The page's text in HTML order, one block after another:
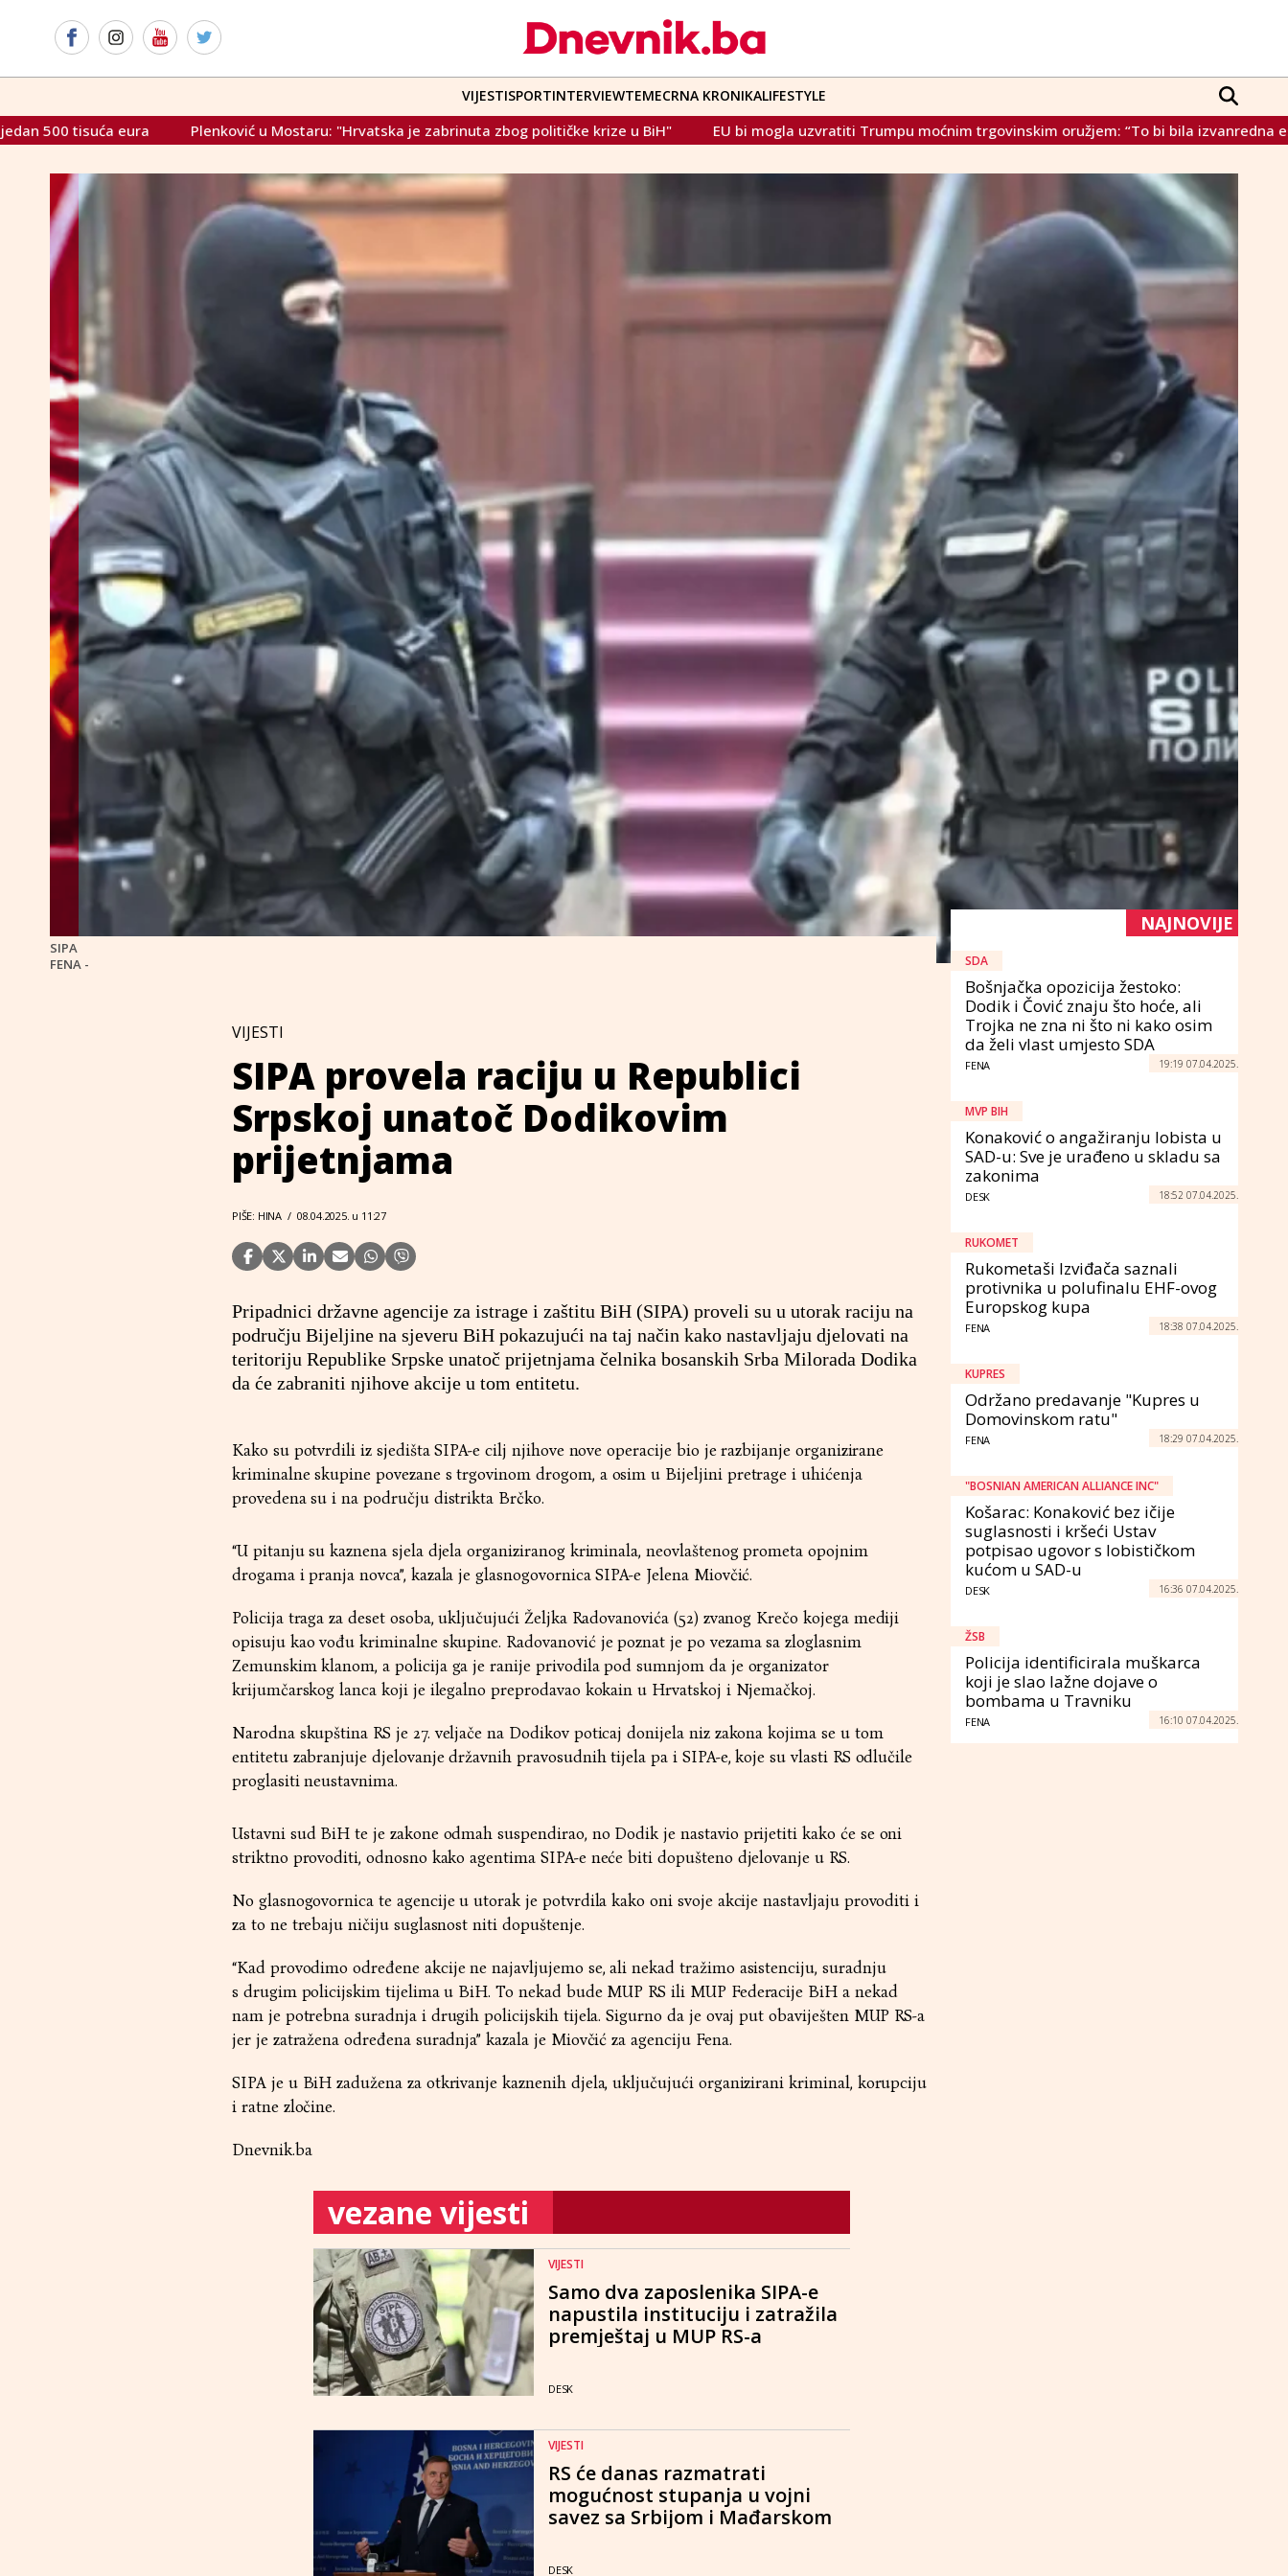
VIJESTISPORTINTERVIEWTEMECRNA KRONIKALIFESTYLE
u Mostaru: "Hrvatska je zabrinuta zbog političke krize u BiH" EU bi mogla uzvratiti Trumpu moćnim trgovinskim oružjem: “To bi bila izvanredna eskalacija” Jablanica: 15
SIPA
FENA -
VIJESTI
SIPA provela raciju u Republici
Srpskoj unatoč Dodikovim
prijetnjama
PIŠE: HINA / 08.04.2025. u 11:27
Pripadnici državne agencije za istrage i zaštitu BiH (SIPA) proveli su u utorak raciju na
području Bijeljine na sjeveru BiH pokazujući na taj način kako nastavljaju djelovati na
teritoriju Republike Srpske unatoč prijetnjama čelnika bosanskih Srba Milorada Dodika
da će zabraniti njihove akcije u tom entitetu.
Kako su potvrdili iz sjedišta SIPA-e cilj njihove nove operacije bio je razbijanje organizirane
kriminalne skupine povezane s trgovinom drogom, a osim u Bijeljini pretrage i uhićenja
provedena su i na području distrikta Brčko.
“U pitanju su kaznena sjela djela organiziranog kriminala, neovlaštenog prometa opojnim
drogama i pranja novca”, kazala je glasnogovornica SIPA-e Jelena Miovčić.
Policija traga za deset osoba, uključujući Željka Radovanovića (52) zvanog Krečo kojega mediji
opisuju kao vođu kriminalne skupine. Radovanović je poznat je po vezama sa zloglasnim
Zemunskim klanom, a policija ga je ranije privodila pod sumnjom da je organizator
krijumčarskog lanca koji je ilegalno preprodavao kokain u Hrvatskoj i Njemačkoj.
Narodna skupština RS je 27. veljače na Dodikov poticaj donijela niz zakona kojima se u tom
entitetu zabranjuje djelovanje državnih pravosudnih tijela pa i SIPA-e, koje su vlasti RS odlučile
proglasiti neustavnima.
Ustavni sud BiH te je zakone odmah suspendirao, no Dodik je nastavio prijetiti kako će se oni
striktno provoditi, odnosno kako agentima SIPA-e neće biti dopušteno djelovanje u RS.
No glasnogovornica te agencije u utorak je potvrdila kako oni svoje akcije nastavljaju provoditi i
za to ne trebaju ničiju suglasnost niti dopuštenje.
“Kad provodimo određene akcije ne najavljujemo se, ali nekad tražimo asistenciju, suradnju
s drugim policijskim tijelima u BiH. To nekad bude MUP RS ili MUP Federacije BiH a nekad
nam je potrebna suradnja i drugih policijskih tijela. Sigurno da je ovaj put obaviješten MUP RS-a
jer je zatražena određena suradnja” kazala je Miovčić za agenciju Fena.
SIPA je u BiH zadužena za otkrivanje kaznenih djela, uključujući organizirani kriminal, korupciju
i ratne zločine.
Dnevnik.ba
vezane vijesti
VIJESTI
Samo dva zaposlenika SIPA-e
napustila instituciju i zatražila
premještaj u MUP RS-a
DESK
VIJESTI
RS će danas razmatrati
mogućnost stupanja u vojni
savez sa Srbijom i Mađarskom
DESK
NAJNOVIJE
SDA
Bošnjačka opozicija žestoko:
Dodik i Čović znaju što hoće, ali
Trojka ne zna ni što ni kako osim
da želi vlast umjesto SDA
FENA 19:19 07.04.2025.
MVP BIH
Konaković o angažiranju lobista u
SAD-u: Sve je urađeno u skladu sa
zakonima
DESK 18:52 07.04.2025.
RUKOMET
Rukometaši Izviđača saznali
protivnika u polufinalu EHF-ovog
Europskog kupa
FENA 18:38 07.04.2025.
KUPRES
Održano predavanje "Kupres u
Domovinskom ratu"
FENA 18:29 07.04.2025.
"BOSNIAN AMERICAN ALLIANCE INC"
Košarac: Konaković bez ičije
suglasnosti i kršeći Ustav
potpisao ugovor s lobističkom
kućom u SAD-u
DESK 16:36 07.04.2025.
ŽSB
Policija identificirala muškarca
koji je slao lažne dojave o
bombama u Travniku
FENA 16:10 07.04.2025.